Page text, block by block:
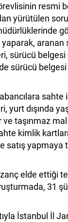
resmi
yürütülen
aranan
sürücü
sürücü
sahte
yurt dışında
ve taşınmaz
kimlik
satış yapmaya
elde ettiği
31
İstanbul İl